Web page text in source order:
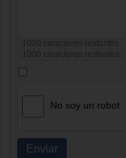
1000
caracteres restantes
1000
caracteres restantes
No soy un robot
Enviar